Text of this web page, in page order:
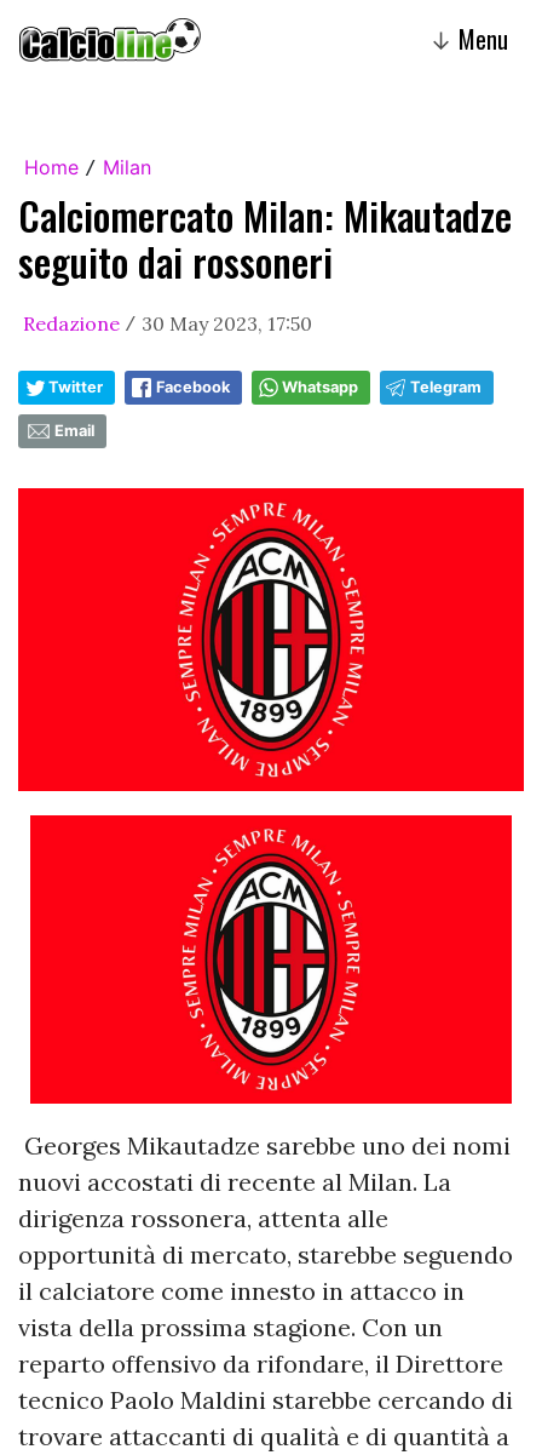
↓ Menu
Home / Milan
Calciomercato Milan: Mikautadze
seguito dai rossoneri
Redazione / 30 May 2023, 17:50
Twitter Facebook Whatsapp Telegram
Email
Georges Mikautadze sarebbe uno dei nomi
nuovi accostati di recente al Milan. La
dirigenza rossonera, attenta alle
opportunità di mercato, starebbe seguendo
il calciatore come innesto in attacco in
vista della prossima stagione. Con un
reparto offensivo da rifondare, il Direttore
tecnico Paolo Maldini starebbe cercando di
trovare attaccanti di qualità e di quantità a